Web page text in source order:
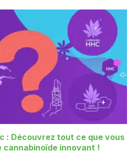
: Découvrez tout ce que vous
cannabinoïde innovant !